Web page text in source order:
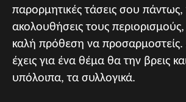
παρορμητικές τάσεις σου πάντως,
ακολουθήσεις τους περιορισμούς,
καλή πρόθεση να
έχεις για ένα θέμα θα την βρεις
υπόλοιπα, τα συλλογικά.